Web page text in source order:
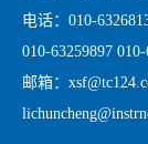
电话：010-
010-63259897
邮箱：